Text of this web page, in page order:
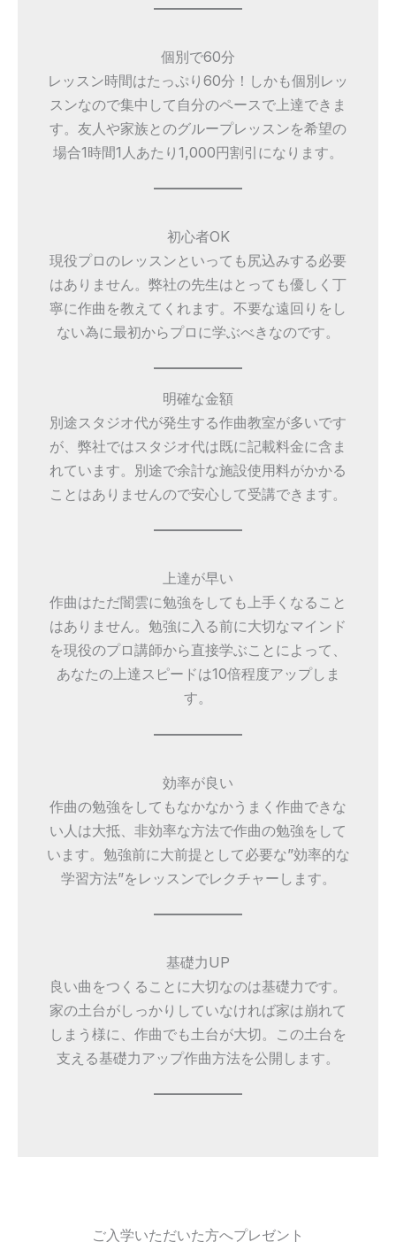
個別で60分
レッスン時間はたっぷり60分！しかも個別レッ
スンなので集中して自分のペースで上達できま
す。友人や家族とのグループレッスンを希望の
場合1時間1人あたり1,000円割引になります。
初心者OK
現役プロのレッスンといっても尻込みする必要
はありません。弊社の先生はとっても優しく丁
寧に作曲を教えてくれます。不要な遠回りをし
ない為に最初からプロに学ぶべきなのです。
明確な金額
別途スタジオ代が発生する作曲教室が多いです
が、弊社ではスタジオ代は既に記載料金に含ま
れています。別途で余計な施設使用料がかかる
ことはありませんので安心して受講できます。
上達が早い
作曲はただ闇雲に勉強をしても上手くなること
はありません。勉強に入る前に大切なマインド
を現役のプロ講師から直接学ぶことによって、
あなたの上達スピードは10倍程度アップしま
す。
効率が良い
作曲の勉強をしてもなかなかうまく作曲できな
い人は大抵、非効率な方法で作曲の勉強をして
います。勉強前に大前提として必要な”効率的な
学習方法”をレッスンでレクチャーします。
基礎力UP
良い曲をつくることに大切なのは基礎力です。
家の土台がしっかりしていなければ家は崩れて
しまう様に、作曲でも土台が大切。この土台を
支える基礎力アップ作曲方法を公開します。
ご入学いただいた方へプレゼント